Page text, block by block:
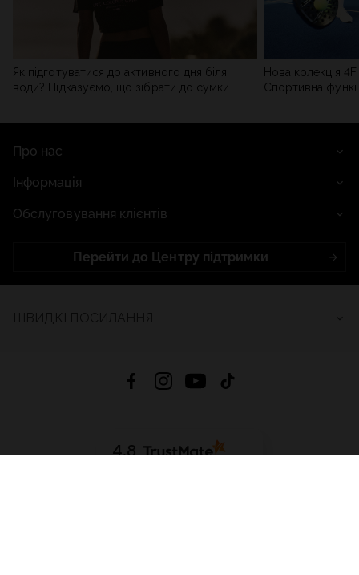
Як підготуватися до активного дня біля
води? Підказуємо, що зібрати до сумки
Нова колекція
Спортивна
Про нас
Інформація
Обслуговування клієнтів
Перейти до Центру підтримки
4.8